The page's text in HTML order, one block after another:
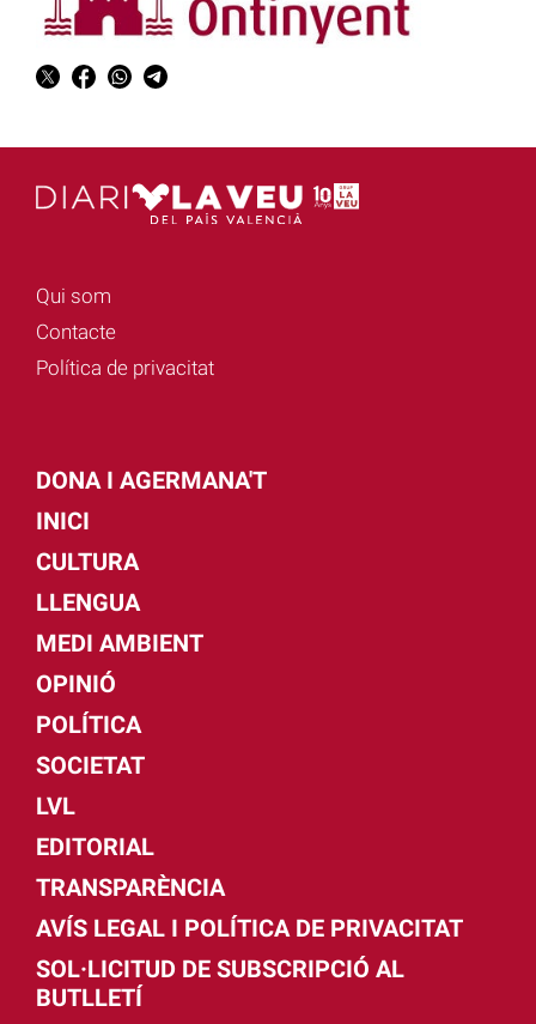
Qui som
Contacte
Política de privacitat
DONA I AGERMANA'T
INICI
CULTURA
LLENGUA
MEDI AMBIENT
OPINIÓ
POLÍTICA
SOCIETAT
LVL
EDITORIAL
TRANSPARÈNCIA
AVÍS LEGAL I POLÍTICA DE PRIVACITAT
SOL·LICITUD DE SUBSCRIPCIÓ AL
BUTLLETÍ